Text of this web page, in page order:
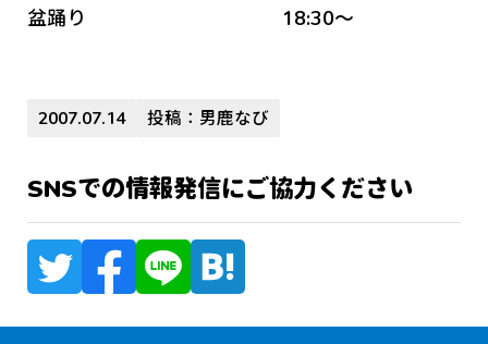
盆踊り 18:30～
2007.07.14 投稿：男鹿なび
SNSでの情報発信にご協力ください